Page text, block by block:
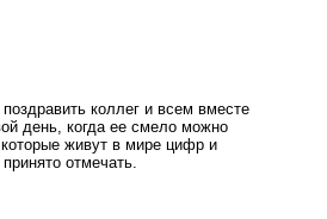
коллег и всем вместе
день, когда ее смело можно
живут в мире цифр и
отмечать.